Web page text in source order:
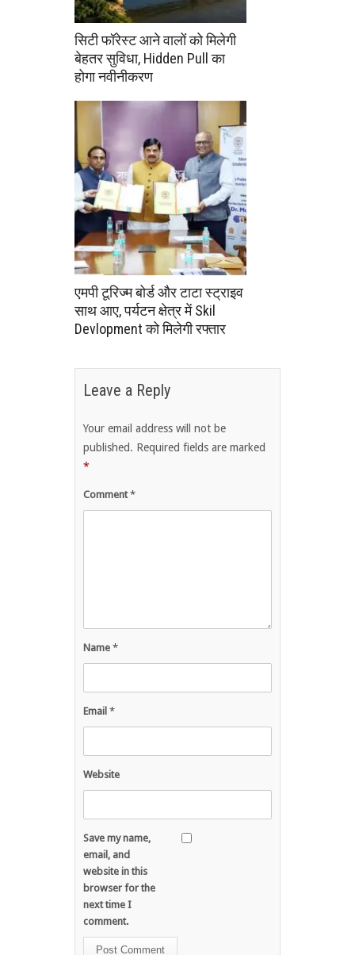
सिटी फॉरेस्ट आने वालों को मिलेगी
बेहतर सुविधा, Hidden Pull का
होगा नवीनीकरण
एमपी टूरिज्म बोर्ड और टाटा स्ट्राइव
साथ आए, पर्यटन क्षेत्र में Skil
Devlopment को मिलेगी रफ्तार
Leave a Reply
Your email address will not be
published. Required fields are marked
*
Comment*
Name *
Email *
Website
Save my name,
email, and
website in this
browser for the
next time I
comment.